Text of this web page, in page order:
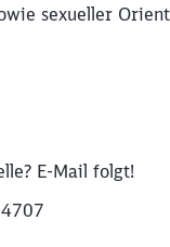
sexueller
E‑Mail folgt!